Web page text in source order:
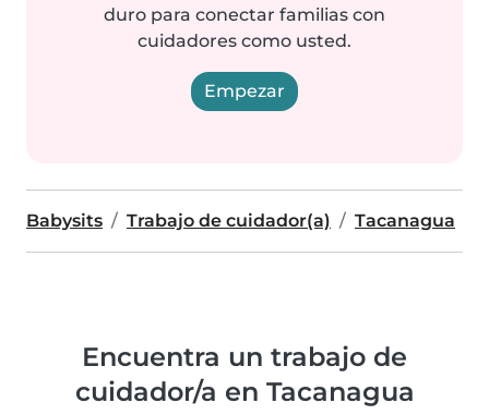
duro para conectar familias con
cuidadores como usted.
Empezar
Babysits Trabajo de cuidador(a) Tacanagua
Encuentra un trabajo de
cuidador/a en Tacanagua